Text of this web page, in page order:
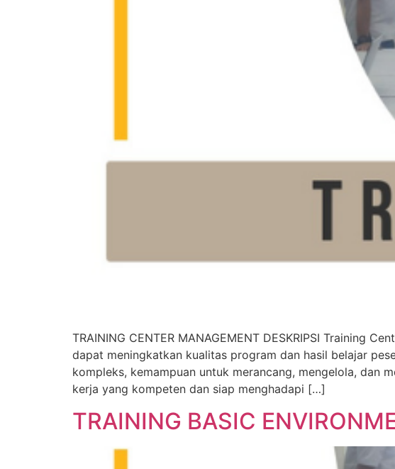
TRAINING CENTER MANAGEMENT DESKRIPSI Training
dapat meningkatkan kualitas program dan hasil belajar
kompleks, kemampuan untuk merancang, mengelola, dan
kerja yang kompeten dan siap menghadapi […]
TRAINING BASIC